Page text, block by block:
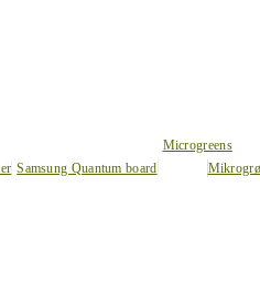
Samsung Quantum board
Microgreens